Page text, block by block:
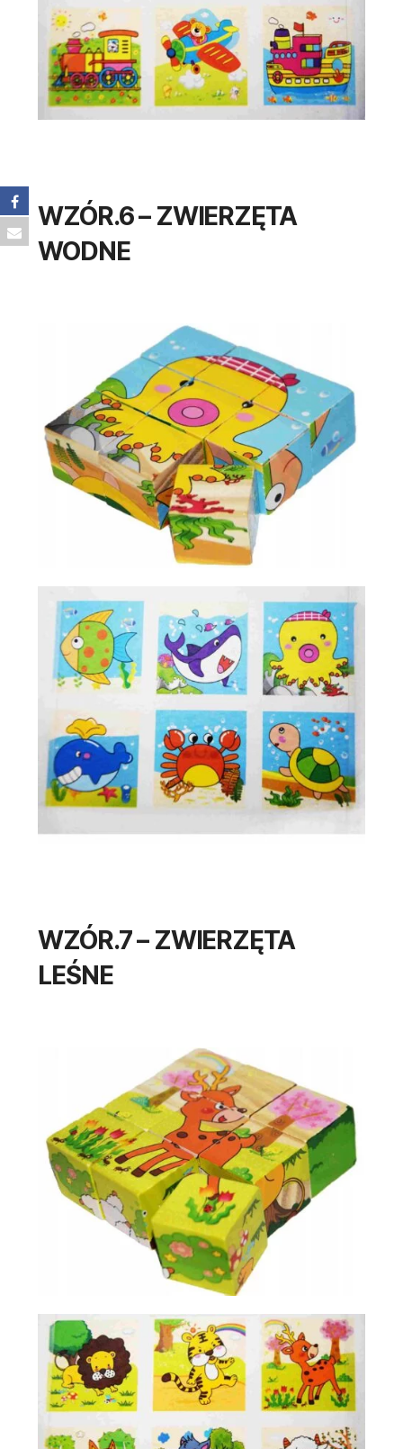
WZÓR.6 – ZWIERZĘTA
WODNE
WZÓR.7 – ZWIERZĘTA
LEŚNE